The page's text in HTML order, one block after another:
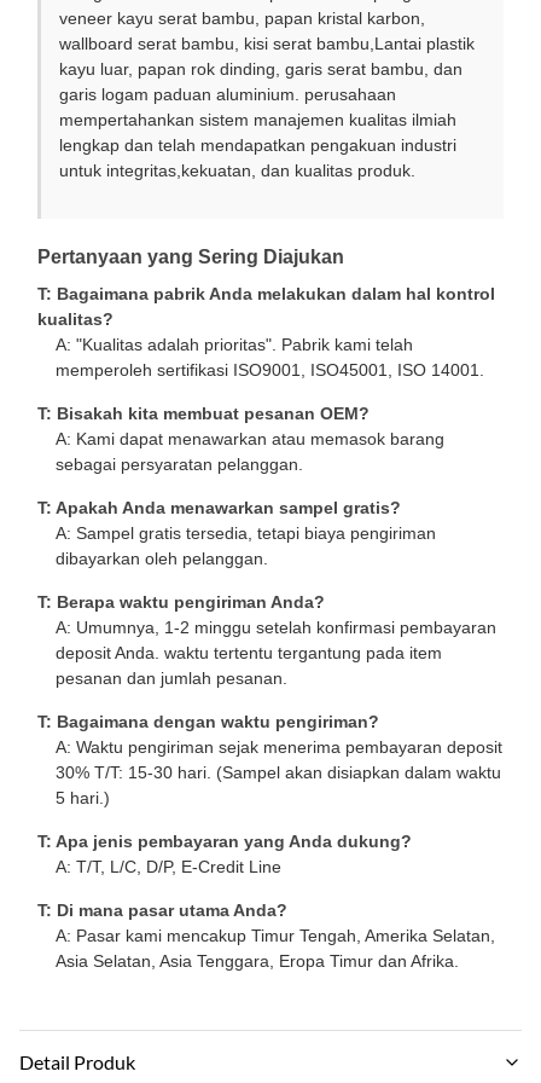
veneer kayu serat bambu, papan kristal karbon,
wallboard serat bambu, kisi serat bambu,Lantai plastik
kayu luar, papan rok dinding, garis serat bambu, dan
garis logam paduan aluminium. perusahaan
mempertahankan sistem manajemen kualitas ilmiah
lengkap dan telah mendapatkan pengakuan industri
untuk integritas,kekuatan, dan kualitas produk.
Pertanyaan yang Sering Diajukan
T: Bagaimana pabrik Anda melakukan dalam hal kontrol
kualitas?
A: "Kualitas adalah prioritas". Pabrik kami telah
memperoleh sertifikasi ISO9001, ISO45001, ISO 14001.
T: Bisakah kita membuat pesanan OEM?
A: Kami dapat menawarkan atau memasok barang
sebagai persyaratan pelanggan.
T: Apakah Anda menawarkan sampel gratis?
A: Sampel gratis tersedia, tetapi biaya pengiriman
dibayarkan oleh pelanggan.
T: Berapa waktu pengiriman Anda?
A: Umumnya, 1-2 minggu setelah konfirmasi pembayaran
deposit Anda. waktu tertentu tergantung pada item
pesanan dan jumlah pesanan.
T: Bagaimana dengan waktu pengiriman?
A: Waktu pengiriman sejak menerima pembayaran deposit
30% T/T: 15-30 hari. (Sampel akan disiapkan dalam waktu
5 hari.)
T: Apa jenis pembayaran yang Anda dukung?
A: T/T, L/C, D/P, E-Credit Line
T: Di mana pasar utama Anda?
A: Pasar kami mencakup Timur Tengah, Amerika Selatan,
Asia Selatan, Asia Tenggara, Eropa Timur dan Afrika.
Detail Produk